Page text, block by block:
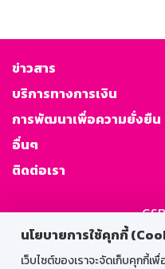
นโยบายการใช้คุกกี้
เว็บไซต์ของเราจะจัดเก็บคุกกี้
ข่าวสาร
บริการทางการเงิน
การพัฒนาเพื่อความยั่งยืน
อื่นๆ
ติดต่อเรา